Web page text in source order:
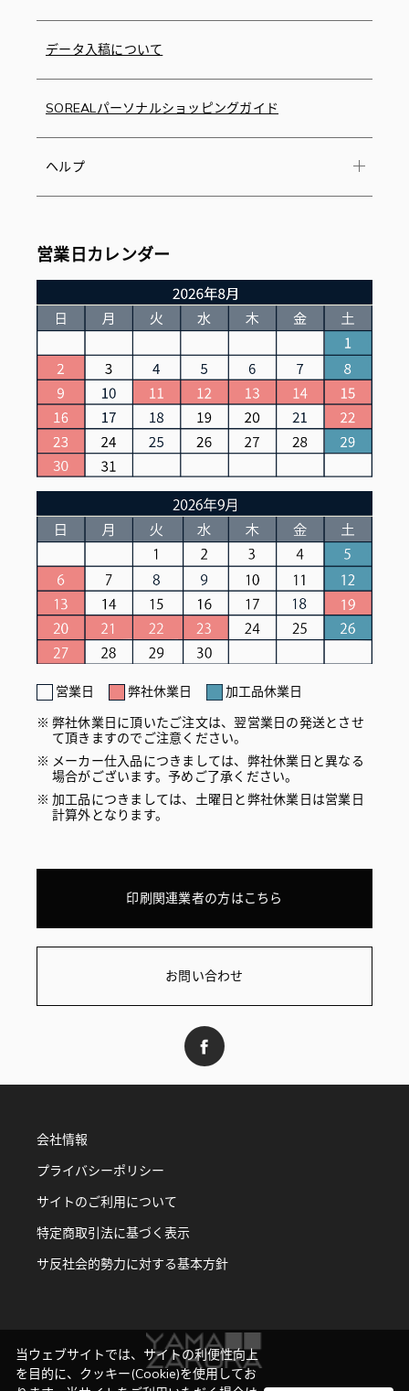
データ入稿について
SOREALパーソナルショッピングガイド
ヘルプ
営業日カレンダー
営業日 弊社休業日
加工品休業日
弊社休業日に頂いたご注文は、翌営業日の発送とさせ
て頂きますのでご注意ください。
メーカー仕入品につきましては、弊社休業日と異なる
場合がございます。予めご了承ください。
加工品につきましては、土曜日と弊社休業日は営業日
計算外となります。
印刷関連業者の方はこちら
お問い合わせ
会社情報
プライバシーポリシー
サイトのご利用について
特定商取引法に基づく表示
サ反社会的勢力に対する基本方針
当ウェブサイトでは、サイトの利便性向上
を目的に、クッキー(Cookie)を使用してお